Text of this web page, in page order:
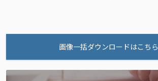
画像一括ダウンロードはこちら